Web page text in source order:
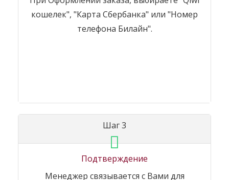
кошелек", "Карта Сбербанка" или "Номер
телефона Билайн".
Шаг 3
Подтверждение
Менеджер связывается с Вами для